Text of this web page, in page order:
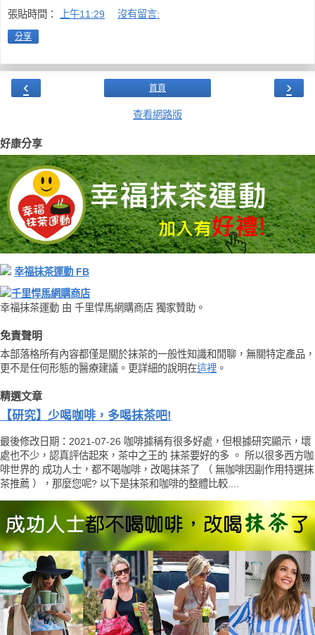
張貼時間： 上午11:29 沒有留言:
分享
‹ ›
首頁
查看網路版
好康分享
幸福抹茶運動 FB
千里悍馬網購商店
幸福抹茶運動 由 千里悍馬網購商店 獨家贊助。
免責聲明
本部落格所有內容都僅是關於抹茶的一般性知識和閒聊，無關特定產品，
更不是任何形態的醫療建議。更詳細的說明在這裡 。
精選文章
【研究】少喝咖啡，多喝抹茶吧!
最後修改日期：2021-07-26 咖啡據稱有很多好處，但根據研究顯示，壞
處也不少，認真評估起來，茶中之王的 抹茶要好的多 。 所以很多西方咖
啡世界的 成功人士，都不喝咖啡，改喝抹茶了 （ 無咖啡因副作用特選抹
茶推薦 ），那麼您呢? 以下是抹茶和咖啡的整體比較....